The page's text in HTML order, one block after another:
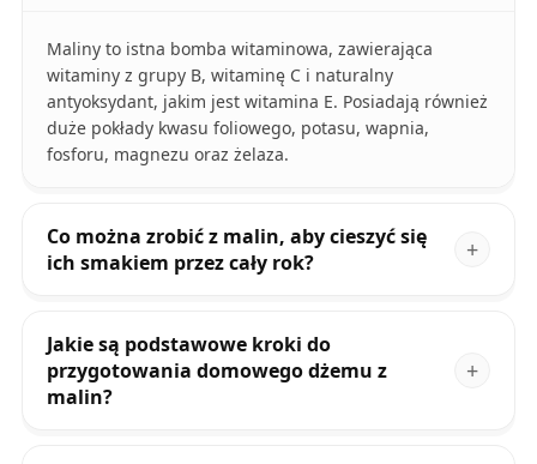
Maliny to istna bomba witaminowa, zawierająca
witaminy z grupy B, witaminę C i naturalny
antyoksydant, jakim jest witamina E. Posiadają również
duże pokłady kwasu foliowego, potasu, wapnia,
fosforu, magnezu oraz żelaza.
Co można zrobić z malin, aby cieszyć się
ich smakiem przez cały rok?
Jakie są podstawowe kroki do
przygotowania domowego dżemu z
malin?